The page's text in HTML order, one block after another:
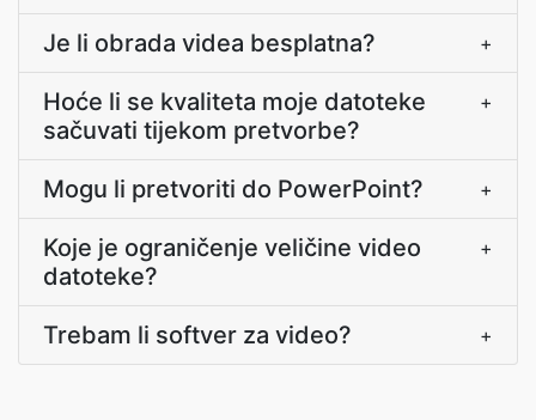
Je li obrada videa besplatna? +
Hoće li se kvaliteta moje datoteke
sačuvati tijekom pretvorbe?
+
Mogu li pretvoriti do PowerPoint? +
Koje je ograničenje veličine video
datoteke?
+
Trebam li softver za video? +